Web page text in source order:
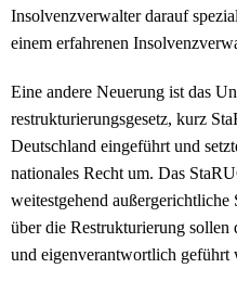
Insolvenzverwalter darauf
einem erfahrenen
Eine andere Neuerung ist das
restrukturierungsgesetz, kurz
Deutschland eingeführt und
nationales Recht um. Das
weitestgehend
über die Restrukturierung
und eigenverantwortlich geführt